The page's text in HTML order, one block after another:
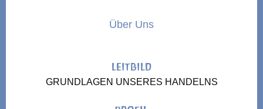
Über Uns
LEITBILD
GRUNDLAGEN UNSERES HANDELNS